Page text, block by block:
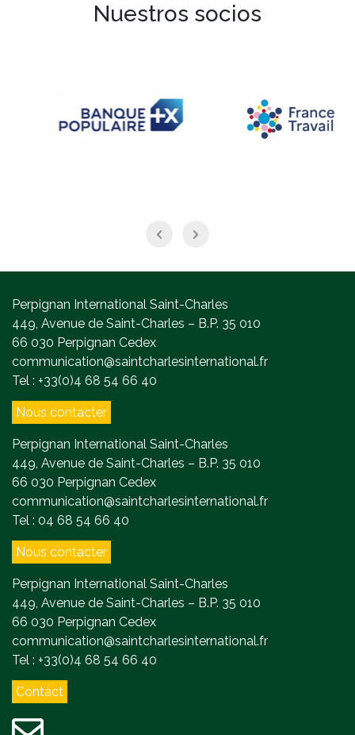
Nuestros socios
Perpignan International Saint-Charles
449, Avenue de Saint-Charles – B.P. 35 010
66 030 Perpignan Cedex
communication@saintcharlesinternational.fr
Tel : +33(0)4 68 54 66 40
Nous contacter
Perpignan International Saint-Charles
449, Avenue de Saint-Charles – B.P. 35 010
66 030 Perpignan Cedex
communication@saintcharlesinternational.fr
Tel : 04 68 54 66 40
Nous contacter
Perpignan International Saint-Charles
449, Avenue de Saint-Charles – B.P. 35 010
66 030 Perpignan Cedex
communication@saintcharlesinternational.fr
Tel : +33(0)4 68 54 66 40
Contact